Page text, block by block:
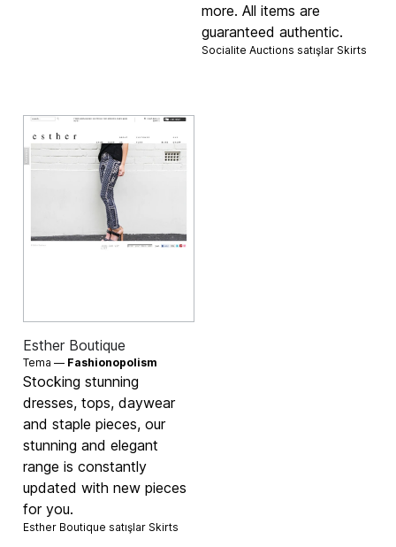
more. All items are
guaranteed authentic.
Socialite Auctions satışlar Skirts
Esther Boutique
Tema — Fashionopolism
Stocking stunning
dresses, tops, daywear
and staple pieces, our
stunning and elegant
range is constantly
updated with new pieces
for you.
Esther Boutique satışlar Skirts